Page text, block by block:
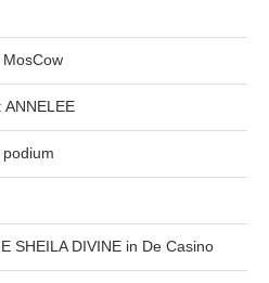
ANNELEE
SHEILA DIVINE in De Casino